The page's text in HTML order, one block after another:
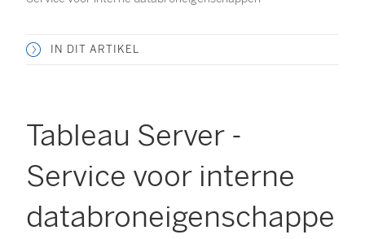
IN DIT ARTIKEL
Tableau Server -
Service voor interne
databroneigenschappe